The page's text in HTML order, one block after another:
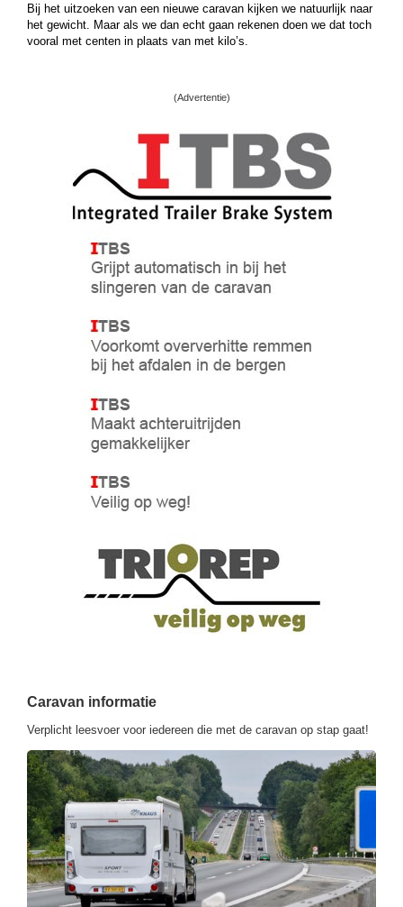
Bij het uitzoeken van een nieuwe caravan kijken we natuurlijk naar
het gewicht. Maar als we dan echt gaan rekenen doen we dat toch
vooral met centen in plaats van met kilo’s.
(Advertentie)
Caravan informatie
Verplicht leesvoer voor iedereen die met de caravan op stap gaat!